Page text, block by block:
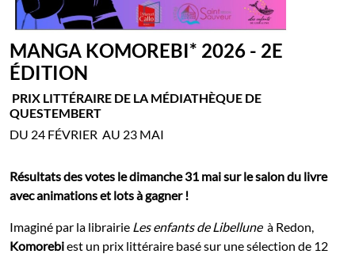
MANGA KOMOREBI* 2026 - 2E
ÉDITION
PRIX LITTÉRAIRE DE LA MÉDIATHÈQUE DE
QUESTEMBERT
DU 24 FÉVRIER AU 23 MAI
Résultats des votes le dimanche 31 mai sur le salon du livre
avec animations et lots à gagner !
Imaginé par la librairie Les enfants de Libellune à Redon,
Komorebiest un prix littéraire basé sur une sélection de 12